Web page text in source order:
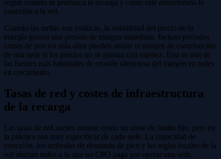
según cuándo se produzca la recarga y cómo esté estructurada la
conexión a la red.
Cuando las tarifas son estáticas, la volatilidad del precio de la
energía genera una presión de margen inmediata. Incluso periodos
cortos de precios más altos pueden anular el margen de contribución
de una sede si los precios no se ajustan con rapidez. Esta es una de
las fuentes más habituales de erosión silenciosa del margen en redes
en crecimiento.
Tasas de red y costes de infraestructura
de la recarga
Las tasas de red suelen tratarse como un coste de fondo fijo, pero en
la práctica son muy específicas de cada sede. La capacidad de
conexión, los umbrales de demanda de pico y las reglas locales de la
red afectan todos a lo que un CPO paga por operar una sede.